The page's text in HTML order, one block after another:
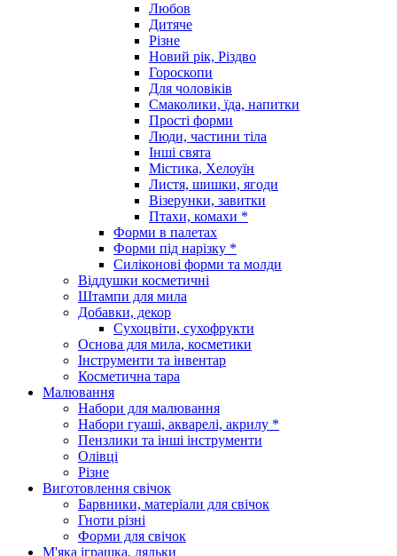
Любов
Дитяче
Різне
Новий рік, Різдво
Гороскопи
Для чоловіків
Смаколики, їда, напитки
Прості форми
Люди, частини тіла
Інші свята
Містика, Хелоуїн
Листя, шишки, ягоди
Візерунки, завитки
Птахи, комахи *
Форми в палетах
Форми під нарізку *
Силіконові форми та молди
Віддушки косметичні
Штампи для мила
Добавки, декор
Сухоцвіти, сухофрукти
Основа для мила, косметики
Інструменти та інвентар
Косметична тара
Малювання
Набори для малювання
Набори гуаші, акварелі, акрилу *
Пензлики та інші інструменти
Олівці
Різне
Виготовлення свічок
Барвники, матеріали для свічок
Гноти різні
Форми для свічок
М'яка іграшка, ляльки